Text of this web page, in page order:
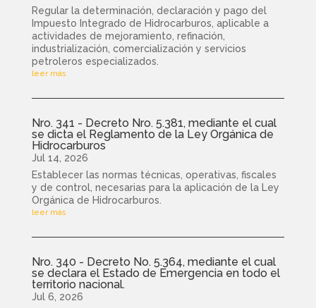
Regular la determinación, declaración y pago del
Impuesto Integrado de Hidrocarburos, aplicable a
actividades de mejoramiento, refinación,
industrialización, comercialización y servicios
petroleros especializados.
leer más
Nro. 341 - Decreto Nro. 5.381, mediante el cual
se dicta el Reglamento de la Ley Orgánica de
Hidrocarburos
Jul 14, 2026
Establecer las normas técnicas, operativas, fiscales
y de control, necesarias para la aplicación de la Ley
Orgánica de Hidrocarburos.
leer más
Nro. 340 - Decreto No. 5.364, mediante el cual
se declara el Estado de Emergencia en todo el
territorio nacional.
Jul 6, 2026